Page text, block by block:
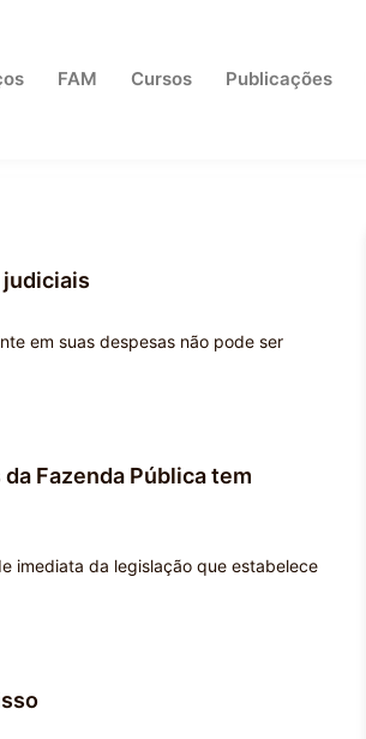
FAM Cursos Publicações
judiciais
em suas despesas não pode ser
Fazenda Pública tem
imediata da legislação que estabelece